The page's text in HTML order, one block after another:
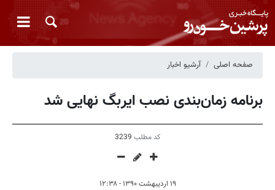
صفحه اصلی آرشیو اخبار
برنامه زمان‌بندی نصب ایربگ نهایی شد
کد مطلب 3239
۱۹ اردیبهشت ۱۳۹۰ - ۱۲:۳۸